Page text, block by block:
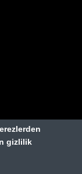
kayıtlı bir
gizlilik